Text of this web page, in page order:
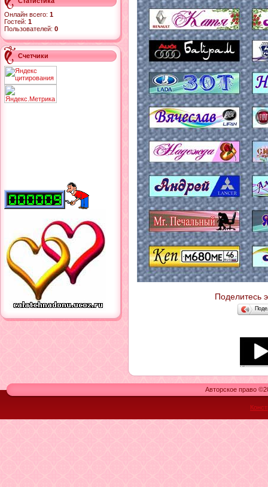
Онлайн всего: 1
Гостей: 1
Пользователей: 0
Счетчики
Поделитесь
Авторское право